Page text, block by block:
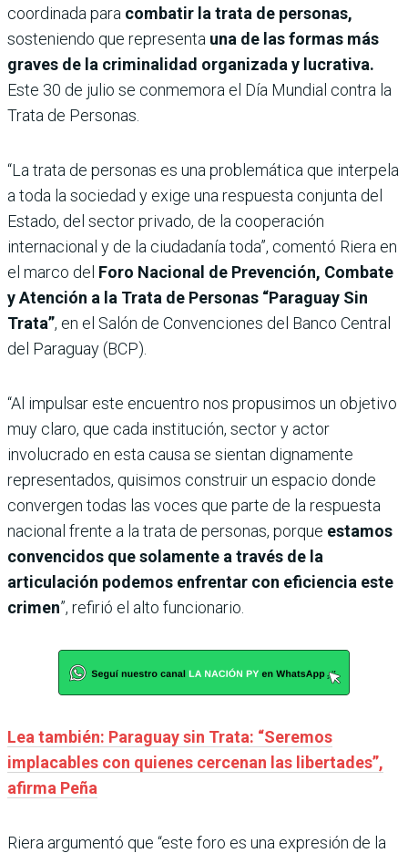
coordinada para combatir la trata de personas,
sosteniendo que representa una de las formas más
graves de la criminalidad organizada y lucrativa.
Este 30 de julio se conmemora el Día Mundial contra la
Trata de Personas.
“La trata de personas es una problemática que interpela
a toda la sociedad y exige una respuesta conjunta del
Estado, del sector privado, de la cooperación
internacional y de la ciudadanía toda”, comentó Riera en
el marco del Foro Nacional de Prevención, Combate
y Atención a la Trata de Personas “Paraguay Sin
Trata”, en el Salón de Convenciones del Banco Central
del Paraguay (BCP).
“Al impulsar este encuentro nos propusimos un objetivo
muy claro, que cada institución, sector y actor
involucrado en esta causa se sientan dignamente
representados, quisimos construir un espacio donde
convergen todas las voces que parte de la respuesta
nacional frente a la trata de personas, porque estamos
convencidos que solamente a través de la
articulación podemos enfrentar con eficiencia este
crimen”, refirió el alto funcionario.
Lea también: Paraguay sin Trata: “Seremos
implacables con quienes cercenan las libertades”,
afirma Peña
Riera argumentó que “este foro es una expresión de la